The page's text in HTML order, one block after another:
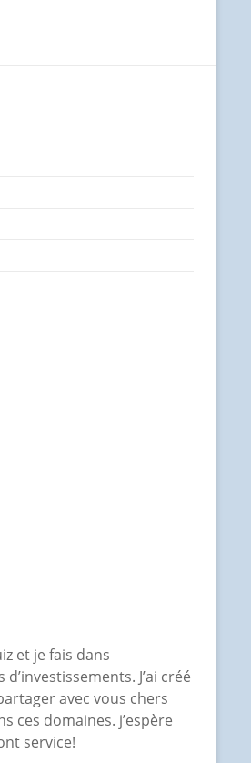
et je fais dans
J’ai créé
avec vous chers
ces domaines. j’espère
service!